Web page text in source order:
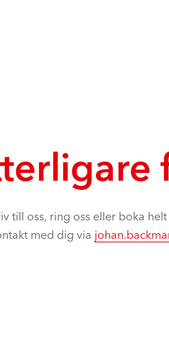
till oss, ring oss eller boka
med dig via